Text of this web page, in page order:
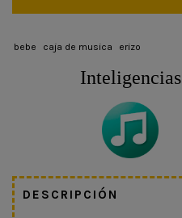
bebe caja de musica erizo
Inteligencias
DESCRIPCIÓN